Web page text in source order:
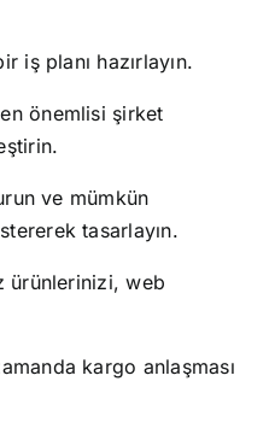
iş planı hazırlayın.
önemlisi şirket
ve mümkün
tasarlayın.
ürünlerinizi, web
kargo anlaşması